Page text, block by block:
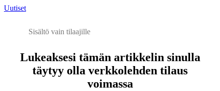
Uutiset
Sisältö vain tilaajille
Lukeaksesi tämän artikkelin sinulla
täytyy olla verkkolehden tilaus
voimassa